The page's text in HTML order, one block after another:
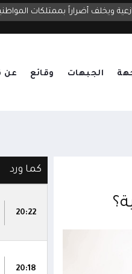
ويخلف أضراراً بممتلكات
الجبهات وقائع عن
كما ورد
20:22
20:18